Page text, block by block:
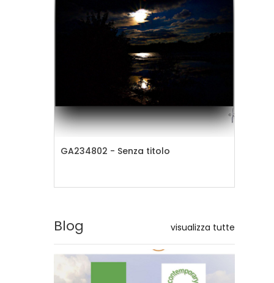
GA234802 - Senza titolo
visualizza tutte
Blog